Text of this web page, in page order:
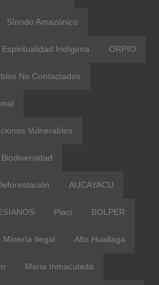
Sínodo Amazónico
Espiritualidad Indígena ORPIO
No Contactados
Vulnerables
Biodiversidad
AUCAYACU
Piaci BOLPER
Minería Ilegal Alto Huallaga
Maria Inmaculada